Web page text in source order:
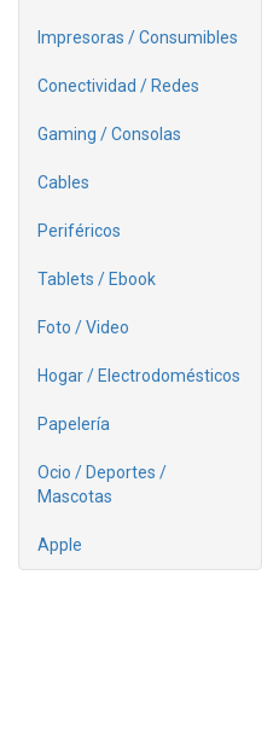
Impresoras / Consumibles
Conectividad / Redes
Gaming / Consolas
Cables
Periféricos
Tablets / Ebook
Foto / Video
Hogar / Electrodomésticos
Papelería
Ocio / Deportes /
Mascotas
Apple